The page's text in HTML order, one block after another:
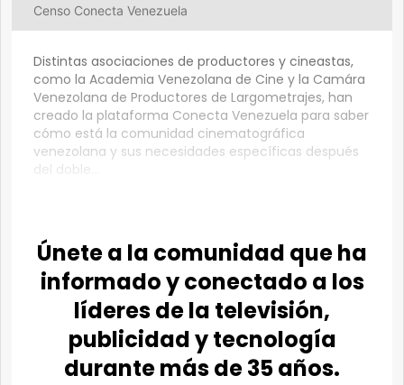
Censo Conecta Venezuela
Distintas asociaciones de productores y cineastas,
como la Academia Venezolana de Cine y la Camára
Venezolana de Productores de Largometrajes, han
creado la plataforma Conecta Venezuela para saber
cómo está la comunidad cinematográfica
venezolana y sus necesidades específicas después
del doble...
Únete a la comunidad que ha
informado y conectado a los
líderes de la televisión,
publicidad y tecnología
durante más de 35 años.